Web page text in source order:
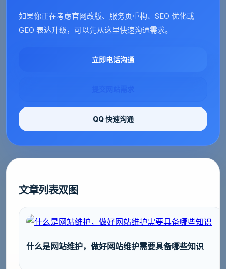
如果你正在考虑官网改版、服务页重构、SEO 优化或
GEO 表达升级，可以先从这里快速沟通需求。
立即电话沟通
QQ 快速沟通
文章列表双图
什么是网站维护，做好网站维护需要具备哪些知识